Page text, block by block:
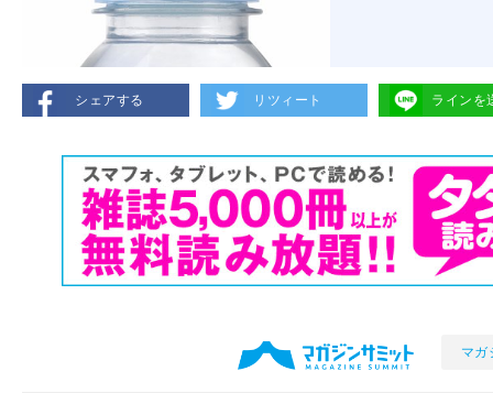
シェアする リツィート ラインを
マガ